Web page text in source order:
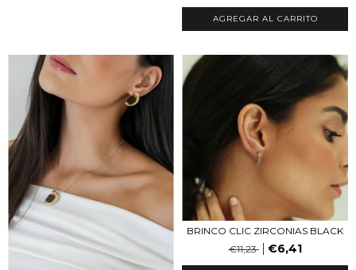
AGREGAR AL CARRITO
BRINCO CLIC ZIRCONIAS BLACK
€11,23
€6,41